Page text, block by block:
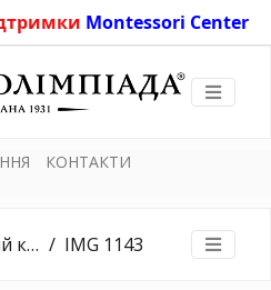
Montessori Center
КОНТАКТИ
IMG 1143